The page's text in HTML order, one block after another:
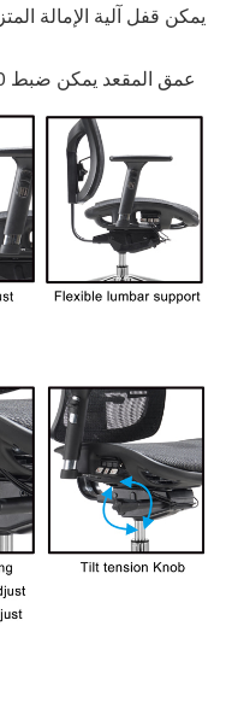
-5-عمق المقعد يمكن ضبط 50 مم ، يمكن ضبط الارتفاع 100 مم